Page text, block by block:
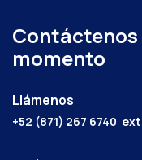
momento
Llámenos
+52 (871) 267 6740